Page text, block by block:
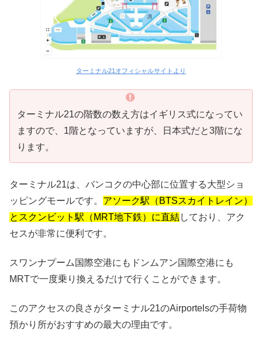
ターミナル21オフィシャルサイトより
ターミナル21の階数の数え方はイギリス式になってい
ますので、1階となっていますが、日本式だと3階にな
ります。
ターミナル21は、バンコクの中心部に位置する大型ショ
ッピングモールです。 アソーク駅（BTSスカイトレイン）
とスクンビット駅（MRT地下鉄）に直結しており、アク
セスが非常に便利です。
スワンナプーム国際空港にもドンムアン国際空港にも
MRTで一度乗り換えるだけで行くことができます。
このアクセスの良さがターミナル21のAirportelsの手荷物
預かり所がおすすめの最大の理由です。